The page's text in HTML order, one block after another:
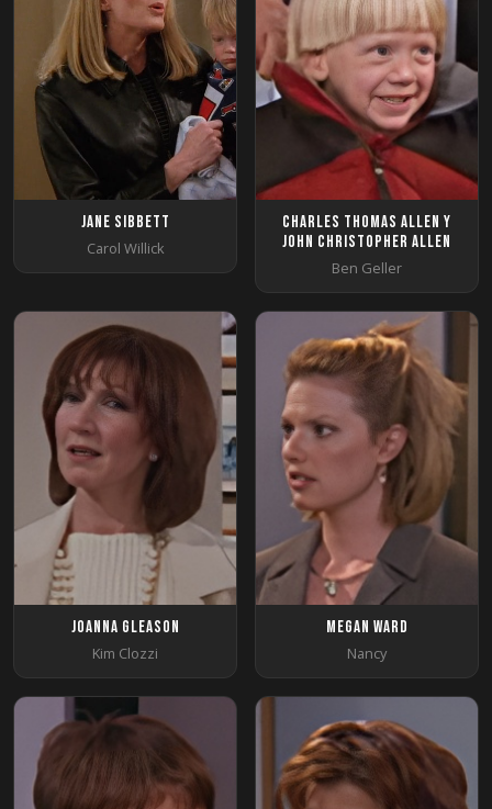
Jane Sibbett
Carol Willick
Charles Thomas Allen y
John Christopher Allen
Ben Geller
Joanna Gleason
Kim Clozzi
Megan Ward
Nancy